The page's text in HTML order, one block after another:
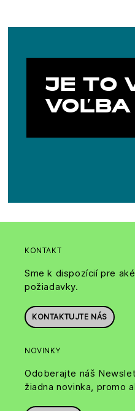
JE TO
VOĽBA
KONTAKT
Sme k dispozícií pre
požiadavky.
KONTAKTUJTE NÁS
NOVINKY
Odoberajte náš
žiadna novinka, promo